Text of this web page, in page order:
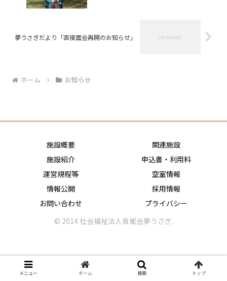
夢うさぎだより「直接面会再開のお知らせ」
ホーム お知らせ
施設概要
関連施設
施設紹介
申込書・利用料
運営規程等
空室情報
情報公開
採用情報
お問い合わせ
プライバシー
© 2014 社会福祉法人青嵐会夢うさぎ.
メニュー ホーム 検索 トップ